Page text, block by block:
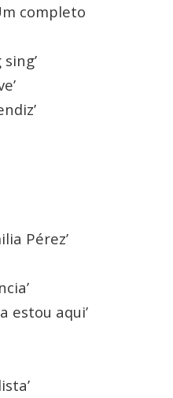
completo
Pérez’
estou aqui’